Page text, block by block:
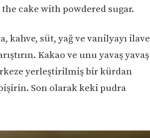
cake with powdered sugar.
kahve, süt, yağ ve vanilyayı ilave
Kakao ve unu yavaş yavaş
yerleştirilmiş bir kürdan
Son olarak keki pudra